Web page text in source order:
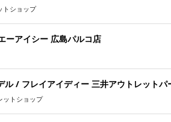
トショップ
ーアイシー 広島パルコ店
ル / フレイアイディー 三井アウトレットパ
ットショップ